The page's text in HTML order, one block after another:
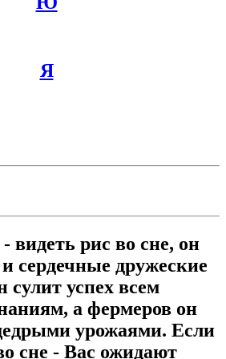
Я
видеть рис во сне, он
сердечные дружеские
сулит успех всем
а фермеров он
урожаями. Если
сне - Вас ожидают